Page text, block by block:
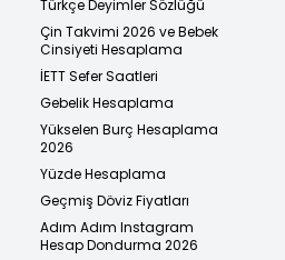
Türkçe Deyimler Sözlüğü
Çin Takvimi 2026 ve Bebek
Cinsiyeti Hesaplama
İETT Sefer Saatleri
Gebelik Hesaplama
Yükselen Burç Hesaplama
2026
Yüzde Hesaplama
Geçmiş Döviz Fiyatları
Adım Adım Instagram
Hesap Dondurma 2026